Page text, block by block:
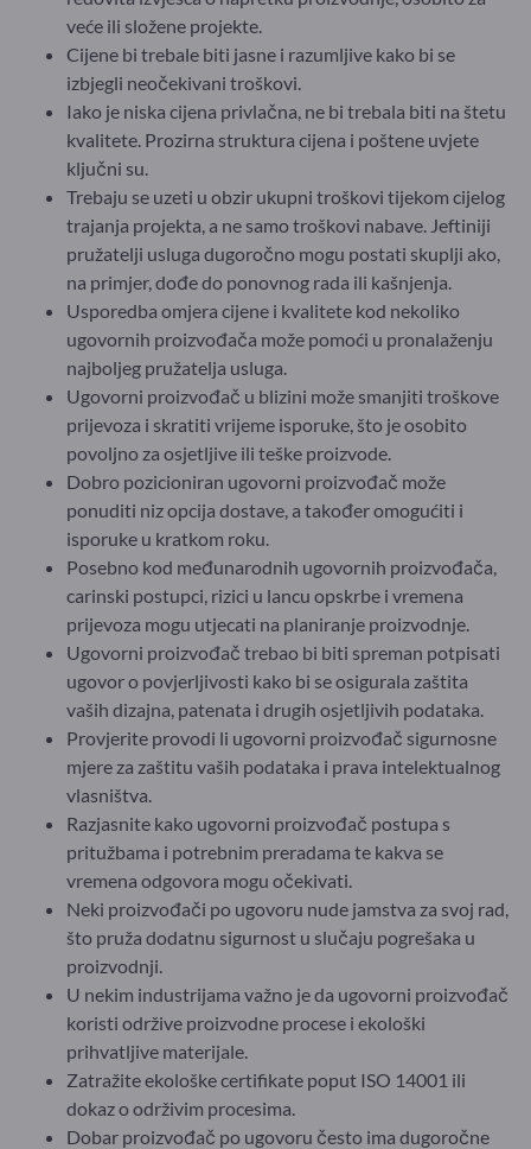
veće ili složene projekte.
Cijene bi trebale biti jasne i razumljive kako bi se
izbjegli neočekivani troškovi.
Iako je niska cijena privlačna, ne bi trebala biti na štetu
kvalitete. Prozirna struktura cijena i poštene uvjete
ključni su.
Trebaju se uzeti u obzir ukupni troškovi tijekom cijelog
trajanja projekta, a ne samo troškovi nabave. Jeftiniji
pružatelji usluga dugoročno mogu postati skuplji ako,
na primjer, dođe do ponovnog rada ili kašnjenja.
Usporedba omjera cijene i kvalitete kod nekoliko
ugovornih proizvođača može pomoći u pronalaženju
najboljeg pružatelja usluga.
Ugovorni proizvođač u blizini može smanjiti troškove
prijevoza i skratiti vrijeme isporuke, što je osobito
povoljno za osjetljive ili teške proizvode.
Dobro pozicioniran ugovorni proizvođač može
ponuditi niz opcija dostave, a također omogućiti i
isporuke u kratkom roku.
Posebno kod međunarodnih ugovornih proizvođača,
carinski postupci, rizici u lancu opskrbe i vremena
prijevoza mogu utjecati na planiranje proizvodnje.
Ugovorni proizvođač trebao bi biti spreman potpisati
ugovor o povjerljivosti kako bi se osigurala zaštita
vaših dizajna, patenata i drugih osjetljivih podataka.
Provjerite provodi li ugovorni proizvođač sigurnosne
mjere za zaštitu vaših podataka i prava intelektualnog
vlasništva.
Razjasnite kako ugovorni proizvođač postupa s
pritužbama i potrebnim preradama te kakva se
vremena odgovora mogu očekivati.
Neki proizvođači po ugovoru nude jamstva za svoj rad,
što pruža dodatnu sigurnost u slučaju pogrešaka u
proizvodnji.
U nekim industrijama važno je da ugovorni proizvođač
koristi održive proizvodne procese i ekološki
prihvatljive materijale.
Zatražite ekološke certifikate poput ISO 14001 ili
dokaz o održivim procesima.
Dobar proizvođač po ugovoru često ima dugoročne